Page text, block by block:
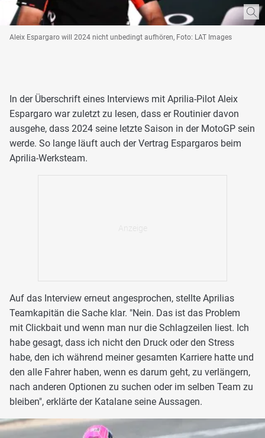
Aleix Espargaro will 2024 nicht unbedingt aufhören, Foto: LAT Images
In der Überschrift eines Interviews mit Aprilia-Pilot Aleix
Espargaro war zuletzt zu lesen, dass er Routinier davon
ausgehe, dass 2024 seine letzte Saison in der MotoGP sein
werde. So lange läuft auch der Vertrag Espargaros beim
Aprilia-Werksteam.
Auf das Interview erneut angesprochen, stellte Aprilias
Teamkapitän die Sache klar. "Nein. Das ist das Problem
mit Clickbait und wenn man nur die Schlagzeilen liest. Ich
habe gesagt, dass ich nicht den Druck oder den Stress
habe, den ich während meiner gesamten Karriere hatte und
den alle Fahrer haben, wenn es darum geht, zu verlängern,
nach anderen Optionen zu suchen oder im selben Team zu
bleiben", erklärte der Katalane seine Aussagen.